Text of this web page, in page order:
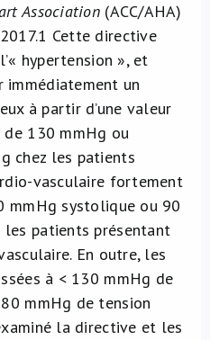
Association (ACC/AHA)
1 Cette directive
hypertension », et
immédiatement un
à partir d’une valeur
130 mmHg ou
chez les patients
vasculaire fortement
mmHg systolique ou 90
patients présentant
En outre, les
à < 130 mmHg de
mmHg de tension
la directive et les